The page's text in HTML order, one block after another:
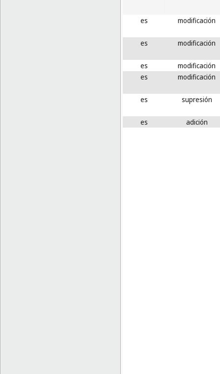
es modificación
es modificación
es
modificación
es
modificación
es supresión
es adición